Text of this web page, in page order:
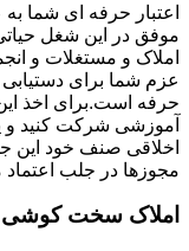
اعتبار حرفه ای شما
موفق در این شغل
املاک و مستغلات و
عزم شما برای دستیابی
حرفه است.برای اخذ
آموزشی شرکت کنید و
اخلاقی صنف خود این
مجوزها در جلب اعتماد
املاک سخت کوشی